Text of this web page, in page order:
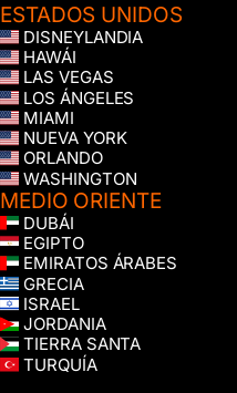
ESTADOS UNIDOS
DISNEYLANDIA
HAWÁI
LAS VEGAS
LOS ÁNGELES
MIAMI
NUEVA YORK
ORLANDO
WASHINGTON
MEDIO ORIENTE
DUBÁI
EGIPTO
EMIRATOS ÁRABES
GRECIA
ISRAEL
JORDANIA
TIERRA SANTA
TURQUÍA